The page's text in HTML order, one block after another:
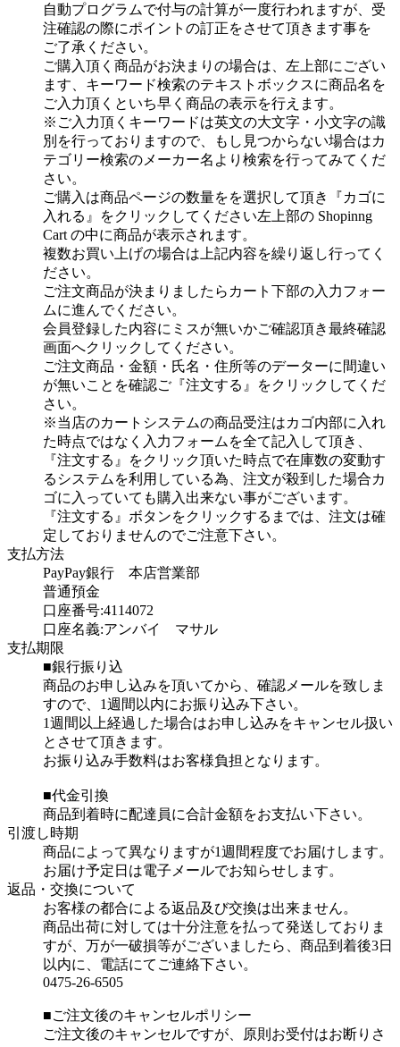
自動プログラムで付与の計算が一度行われますが、受
注確認の際にポイントの訂正をさせて頂きます事を
ご了承ください。
ご購入頂く商品がお決まりの場合は、左上部にござい
ます、キーワード検索のテキストボックスに商品名を
ご入力頂くといち早く商品の表示を行えます。
※ご入力頂くキーワードは英文の大文字・小文字の識
別を行っておりますので、もし見つからない場合はカ
テゴリー検索のメーカー名より検索を行ってみてくだ
さい。
ご購入は商品ページの数量をを選択して頂き『カゴに
入れる』をクリックしてください左上部の Shopinng
Cart の中に商品が表示されます。
複数お買い上げの場合は上記内容を繰り返し行ってく
ださい。
ご注文商品が決まりましたらカート下部の入力フォー
ムに進んでください。
会員登録した内容にミスが無いかご確認頂き最終確認
画面へクリックしてください。
ご注文商品・金額・氏名・住所等のデーターに間違い
が無いことを確認ご『注文する』をクリックしてくだ
さい。
※当店のカートシステムの商品受注はカゴ内部に入れ
た時点ではなく入力フォームを全て記入して頂き、
『注文する』をクリック頂いた時点で在庫数の変動す
るシステムを利用している為、注文が殺到した場合カ
ゴに入っていても購入出来ない事がございます。
『注文する』ボタンをクリックするまでは、注文は確
定しておりませんのでご注意下さい。
支払方法
PayPay銀行 本店営業部
普通預金
口座番号:4114072
口座名義:アンバイ マサル
支払期限
■銀行振り込
商品のお申し込みを頂いてから、確認メールを致しま
すので、1週間以内にお振り込み下さい。
1週間以上経過した場合はお申し込みをキャンセル扱い
とさせて頂きます。
お振り込み手数料はお客様負担となります。
■代金引換
商品到着時に配達員に合計金額をお支払い下さい。
引渡し時期
商品によって異なりますが1週間程度でお届けします。
お届け予定日は電子メールでお知らせします。
返品・交換について
お客様の都合による返品及び交換は出来ません。
商品出荷に対しては十分注意を払って発送しておりま
すが、万が一破損等がございましたら、商品到着後3日
以内に、電話にてご連絡下さい。
0475-26-6505
■ご注文後のキャンセルポリシー
ご注文後のキャンセルですが、原則お受付はお断りさ